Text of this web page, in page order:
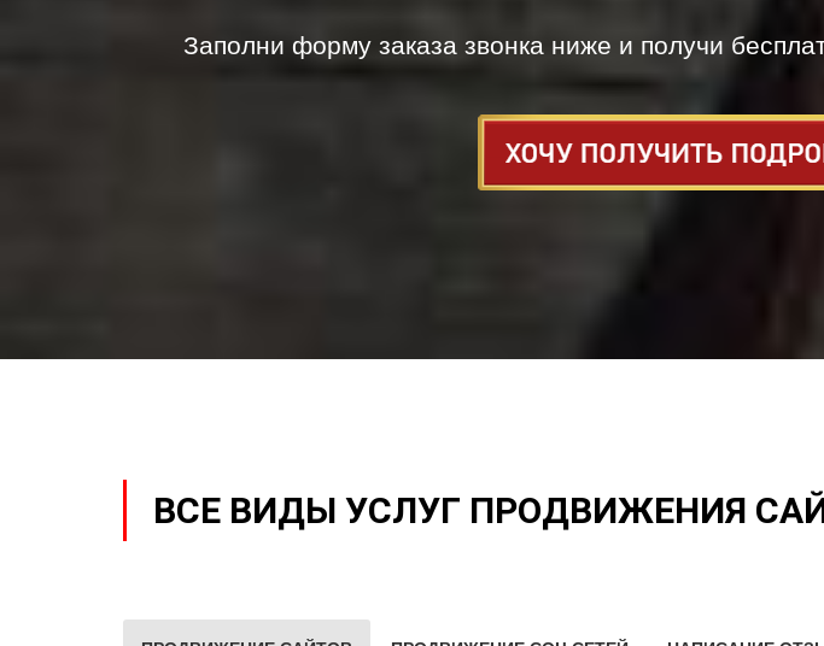
Заполни форму заказа звонка ниже и получи
ВСЕ ВИДЫ УСЛУГ ПРОДВИЖЕНИЯ